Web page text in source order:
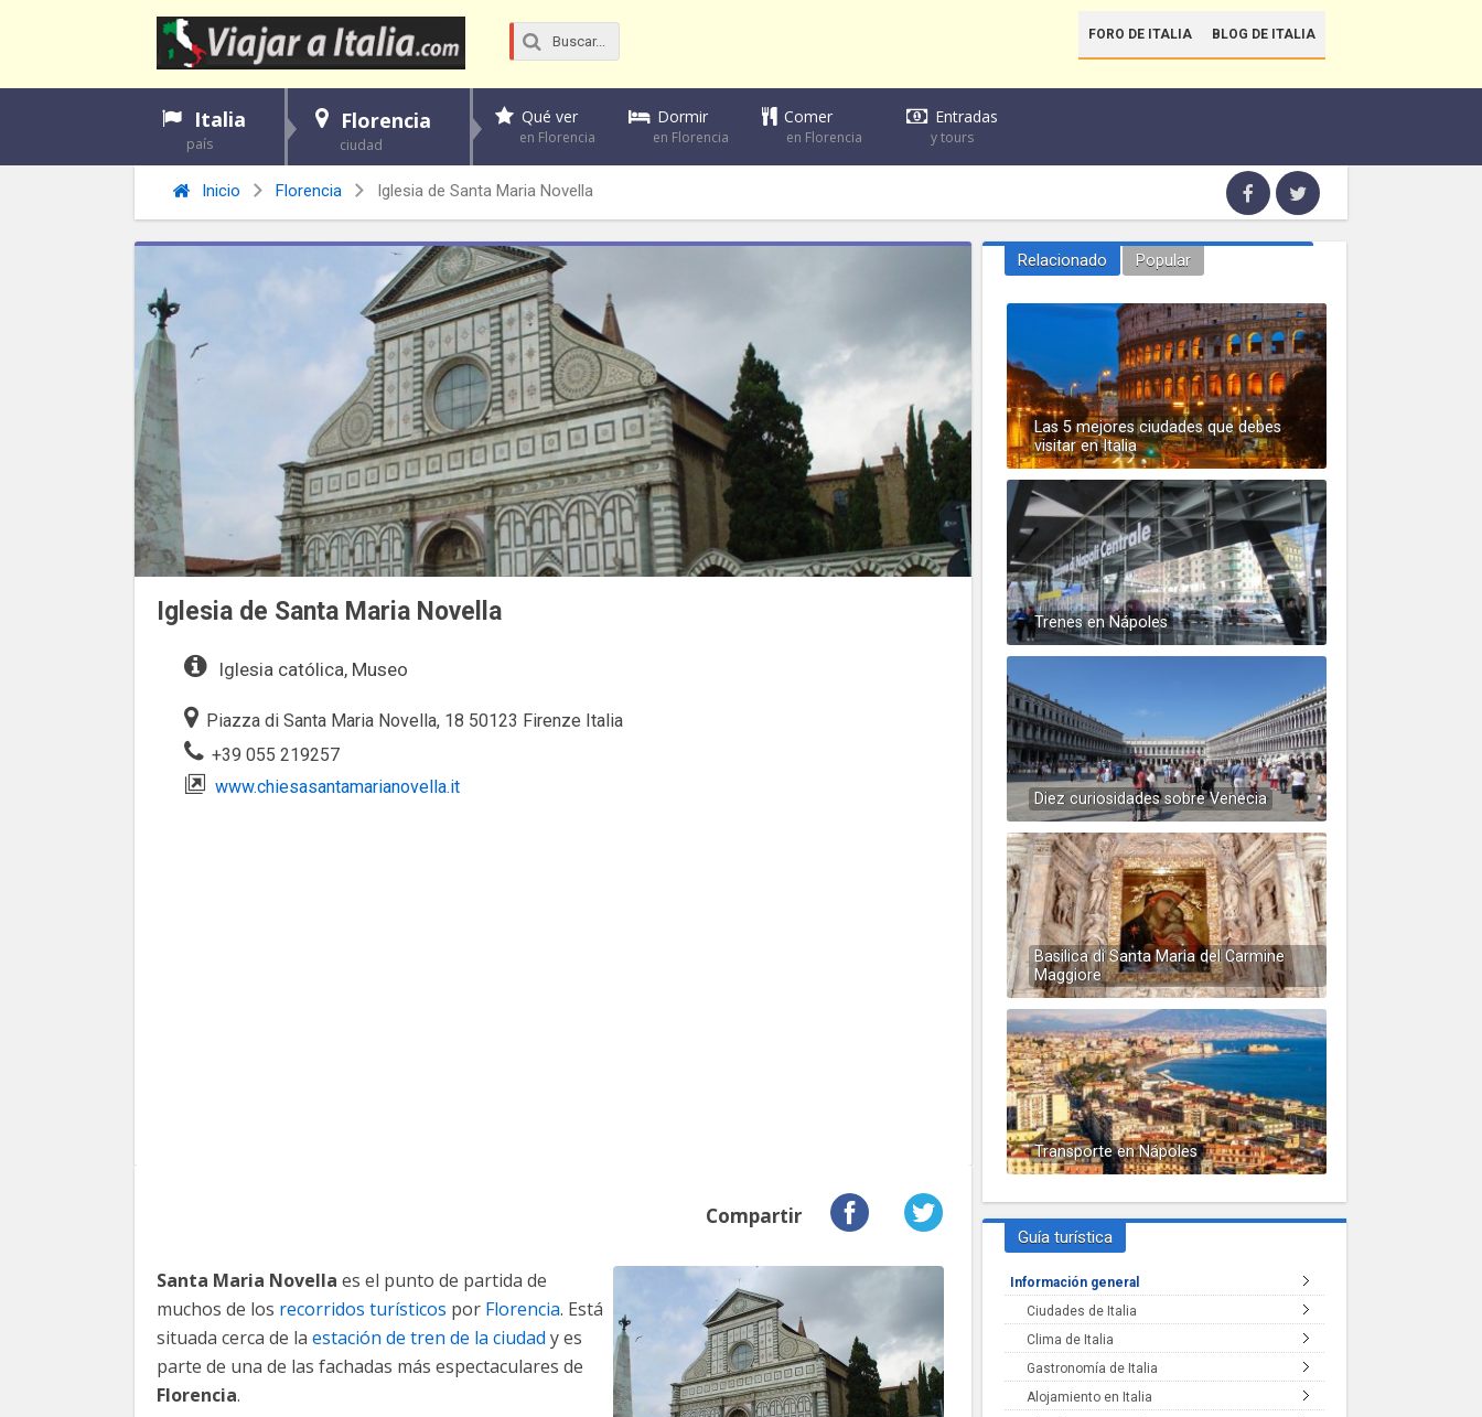
FORO DE ITALIA BLOG DE ITALIA
Italia
país
Florencia
ciudad
Qué ver
en Florencia
Dormir
en Florencia
Comer
en Florencia
Entradas
y tours
Inicio Florencia Iglesia de Santa Maria Novella
Iglesia de Santa Maria Novella
Iglesia católica, Museo
Piazza di Santa Maria Novella, 18 50123 Firenze Italia‎
+39 055 219257
www.chiesasantamarianovella.it
Compartir
Santa Maria Novella es el punto de partida de
muchos de los recorridos turísticos por Florencia. Está
situada cerca de la estación de tren de la ciudad y es
parte de una de las fachadas más espectaculares de
Florencia.
Relacionado Popular
Las 5 mejores ciudades que debes
visitar en Italia
Trenes en Nápoles
Diez curiosidades sobre Venecia
Basilica di Santa Maria del Carmine
Maggiore
Transporte en Nápoles
Guía turística
Información general
Ciudades de Italia
Clima de Italia
Gastronomía de Italia
Alojamiento en Italia